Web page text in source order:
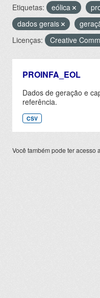
Etiquetas: eólica
dados gerais
Licenças:
Creative
PROINFA_EOL
Dados de geração e
referência.
CSV
Você também pode ter acesso